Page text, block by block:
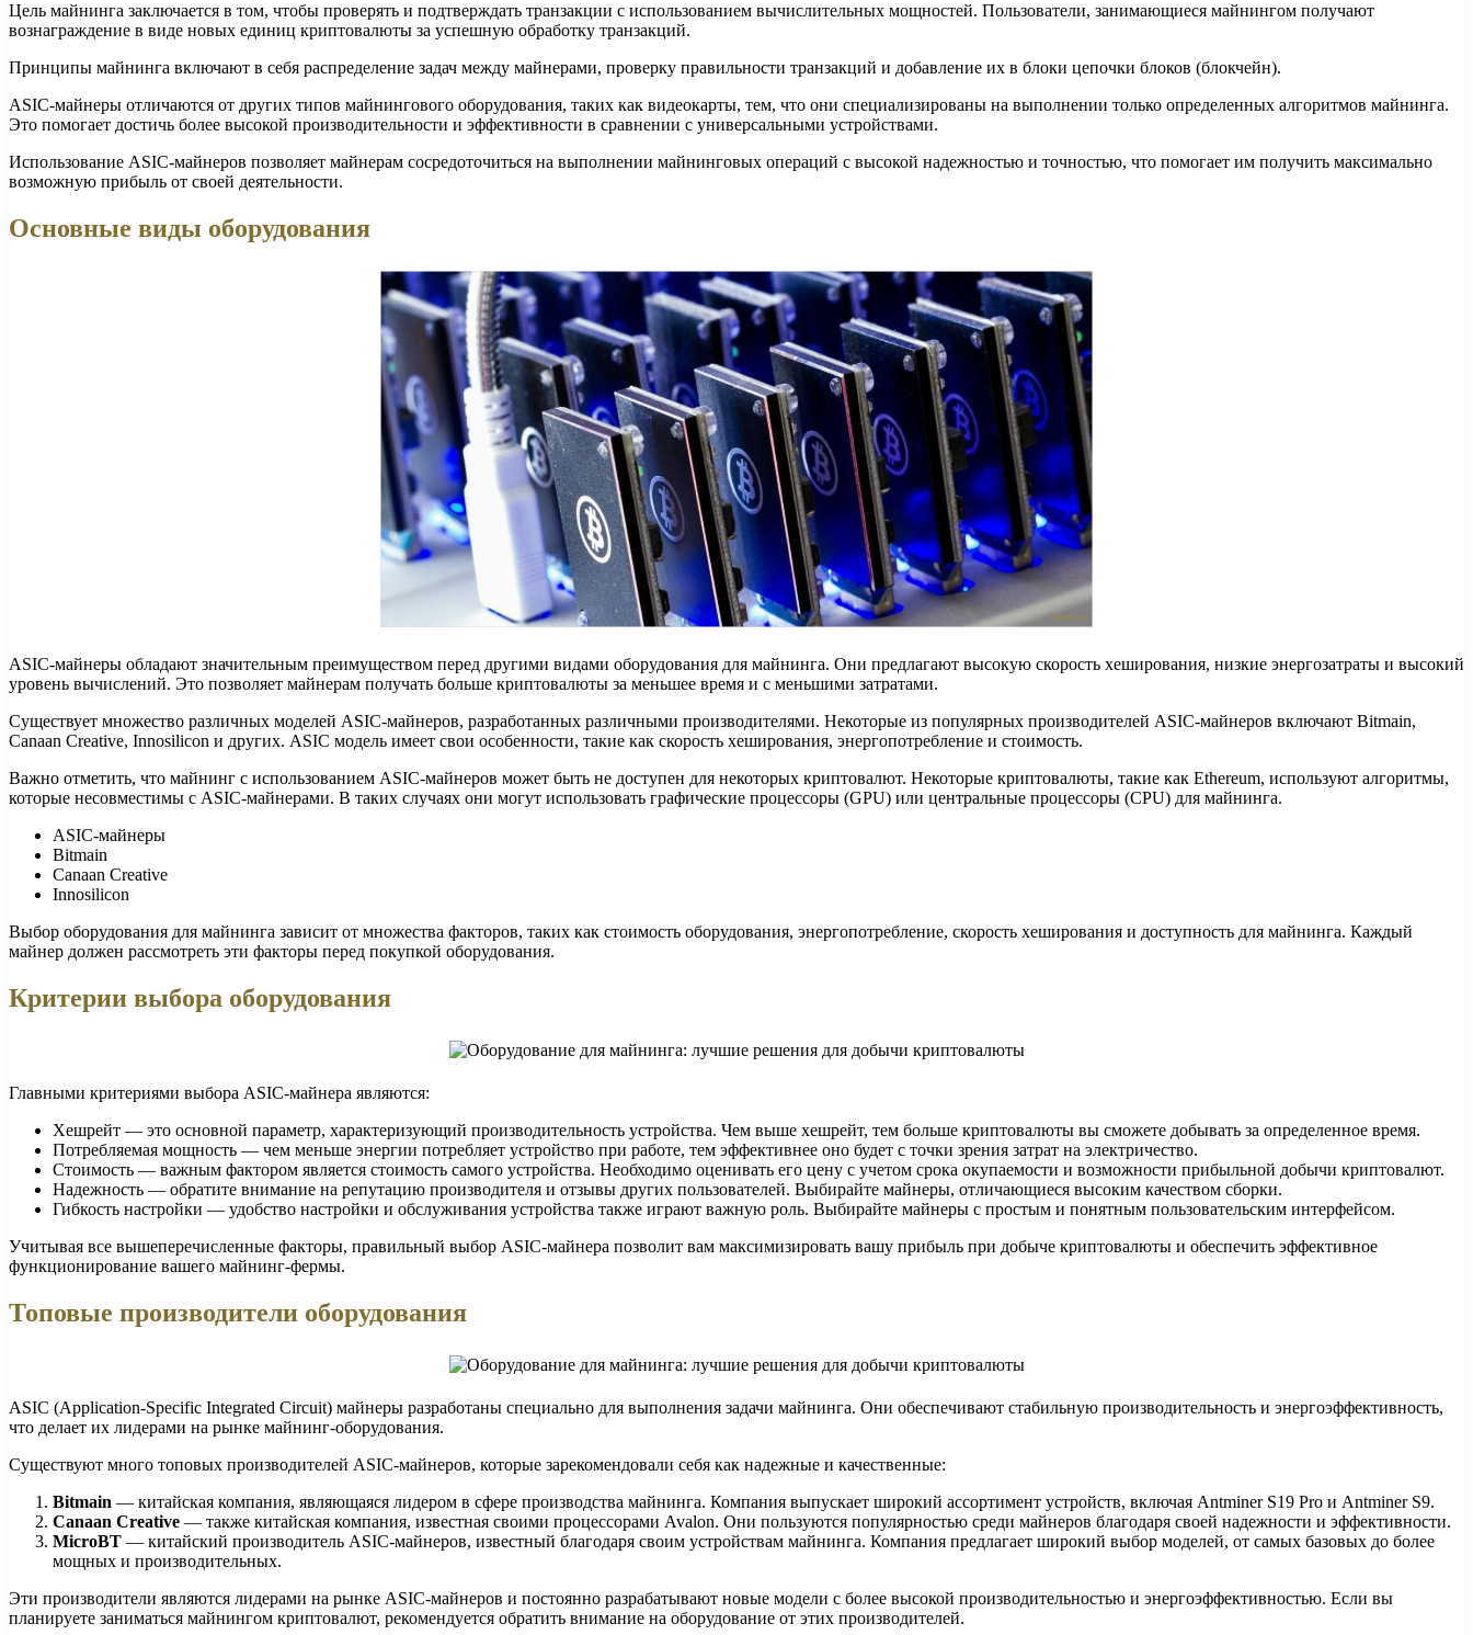
Цель майнинга заключается в том, чтобы проверять и подтверждать транзакции с использованием вычислительных мощностей. Пользователи, занимающиеся майнингом получают
вознаграждение в виде новых единиц криптовалюты за успешную обработку транзакций.
Принципы майнинга включают в себя распределение задач между майнерами, проверку правильности транзакций и добавление их в блоки цепочки блоков (блокчейн).
ASIC-майнеры отличаются от других типов майнингового оборудования, таких как видеокарты, тем, что они специализированы на выполнении только определенных алгоритмов майнинга.
Это помогает достичь более высокой производительности и эффективности в сравнении с универсальными устройствами.
Использование ASIC-майнеров позволяет майнерам сосредоточиться на выполнении майнинговых операций с высокой надежностью и точностью, что помогает им получить максимально
возможную прибыль от своей деятельности.
Основные виды оборудования
ASIC-майнеры обладают значительным преимуществом перед другими видами оборудования для майнинга. Они предлагают высокую скорость хеширования, низкие энергозатраты и высокий
уровень вычислений. Это позволяет майнерам получать больше криптовалюты за меньшее время и с меньшими затратами.
Существует множество различных моделей ASIC-майнеров, разработанных различными производителями. Некоторые из популярных производителей ASIC-майнеров включают Bitmain,
Canaan Creative, Innosilicon и других. ASIC модель имеет свои особенности, такие как скорость хеширования, энергопотребление и стоимость.
Важно отметить, что майнинг с использованием ASIC-майнеров может быть не доступен для некоторых криптовалют. Некоторые криптовалюты, такие как Ethereum, используют алгоритмы,
которые несовместимы с ASIC-майнерами. В таких случаях они могут использовать графические процессоры (GPU) или центральные процессоры (CPU) для майнинга.
ASIC-майнеры
Bitmain
Canaan Creative
Innosilicon
Выбор оборудования для майнинга зависит от множества факторов, таких как стоимость оборудования, энергопотребление, скорость хеширования и доступность для майнинга. Каждый
майнер должен рассмотреть эти факторы перед покупкой оборудования.
Критерии выбора оборудования
Главными критериями выбора ASIC-майнера являются:
Хешрейт — это основной параметр, характеризующий производительность устройства. Чем выше хешрейт, тем больше криптовалюты вы сможете добывать за определенное время.
Потребляемая мощность — чем меньше энергии потребляет устройство при работе, тем эффективнее оно будет с точки зрения затрат на электричество.
Стоимость — важным фактором является стоимость самого устройства. Необходимо оценивать его цену с учетом срока окупаемости и возможности прибыльной добычи криптовалют.
Надежность — обратите внимание на репутацию производителя и отзывы других пользователей. Выбирайте майнеры, отличающиеся высоким качеством сборки.
Гибкость настройки — удобство настройки и обслуживания устройства также играют важную роль. Выбирайте майнеры с простым и понятным пользовательским интерфейсом.
Учитывая все вышеперечисленные факторы, правильный выбор ASIC-майнера позволит вам максимизировать вашу прибыль при добыче криптовалюты и обеспечить эффективное
функционирование вашего майнинг-фермы.
Топовые производители оборудования
ASIC (Application-Specific Integrated Circuit) майнеры разработаны специально для выполнения задачи майнинга. Они обеспечивают стабильную производительность и энергоэффективность,
что делает их лидерами на рынке майнинг-оборудования.
Существуют много топовых производителей ASIC-майнеров, которые зарекомендовали себя как надежные и качественные:
Bitmain — китайская компания, являющаяся лидером в сфере производства майнинга. Компания выпускает широкий ассортимент устройств, включая Antminer S19 Pro и Antminer S9.
Canaan Creative — также китайская компания, известная своими процессорами Avalon. Они пользуются популярностью среди майнеров благодаря своей надежности и эффективности.
MicroBT — китайский производитель ASIC-майнеров, известный благодаря своим устройствам майнинга. Компания предлагает широкий выбор моделей, от самых базовых до более
мощных и производительных.
Эти производители являются лидерами на рынке ASIC-майнеров и постоянно разрабатывают новые модели с более высокой производительностью и энергоэффективностью. Если вы
планируете заниматься майнингом криптовалют, рекомендуется обратить внимание на оборудование от этих производителей.